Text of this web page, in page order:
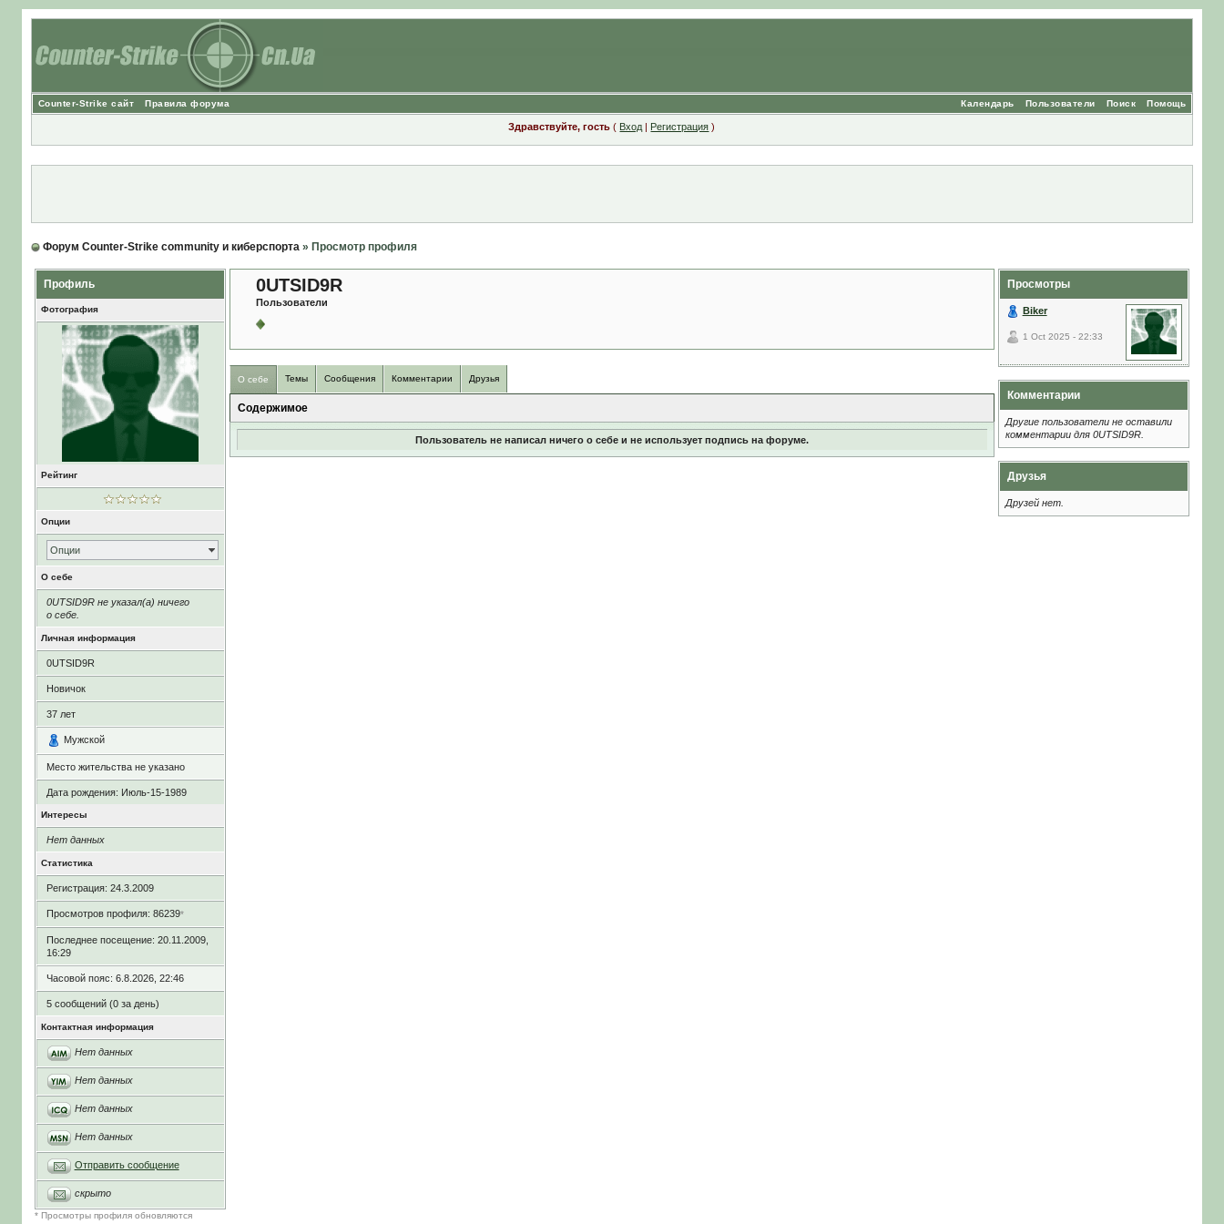
Counter-Strike сайт Правила форума Помощь
Поиск
Пользователи
Календарь
Здравствуйте, гость ( Вход | Регистрация )
Форум Counter-Strike community и киберспорта» Просмотр профиля
Профиль
Фотография
Рейтинг
Опции
Опции
О себе
0UTSID9R не указал(а) ничего
о себе.
Личная информация
0UTSID9R
Новичок
37 лет
Мужской
Место жительства не указано
Дата рождения: Июль-15-1989
Интересы
Нет данных
Статистика
Регистрация: 24.3.2009
Просмотров профиля: 86239*
Последнее посещение: 20.11.2009,
16:29
Часовой пояс: 6.8.2026, 22:46
5 сообщений (0 за день)
Контактная информация
Нет данных
Нет данных
Нет данных
Нет данных
Отправить сообщение
скрыто
* Просмотры профиля обновляются
0UTSID9R
Пользователи
О себе Темы Сообщения Комментарии Друзья
Содержимое
Пользователь не написал ничего о себе и не использует подпись на форуме.
Просмотры
Biker
1 Oct 2025 - 22:33
Комментарии
Другие пользователи не оставили
комментарии для 0UTSID9R.
Друзья
Друзей нет.